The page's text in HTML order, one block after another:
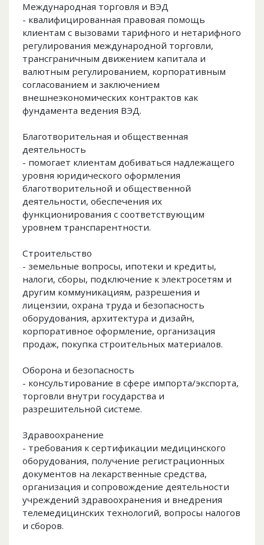
Международная торговля и ВЭД
- квалифицированная правовая помощь
клиентам с вызовами тарифного и нетарифного
регулирования международной торговли,
трансграничным движением капитала и
валютным регулированием, корпоративным
согласованием и заключением
внешнеэкономических контрактов как
фундамента ведения ВЭД.
Благотворительная и общественная
деятельность
- помогает клиентам добиваться надлежащего
уровня юридического оформления
благотворительной и общественной
деятельности, обеспечения их
функционирования с соответствующим
уровнем транспарентности.
Строительство
- земельные вопросы, ипотеки и кредиты,
налоги, сборы, подключение к электросетям и
другим коммуникациям, разрешения и
лицензии, охрана труда и безопасность
оборудования, архитектура и дизайн,
корпоративное оформление, организация
продаж, покупка строительных материалов.
Оборона и безопасность
- консультирование в сфере импорта/экспорта,
торговли внутри государства и
разрешительной системе.
Здравоохранение
- требования к сертификации медицинского
оборудования, получение регистрационных
документов на лекарственные средства,
организация и сопровождение деятельности
учреждений здравоохранения и внедрения
телемедицинских технологий, вопросы налогов
и сборов.